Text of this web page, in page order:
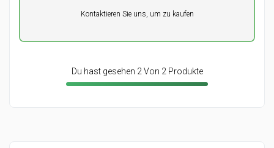
Kontaktieren Sie uns, um zu kaufen
Du hast gesehen 2 Von 2 Produkte